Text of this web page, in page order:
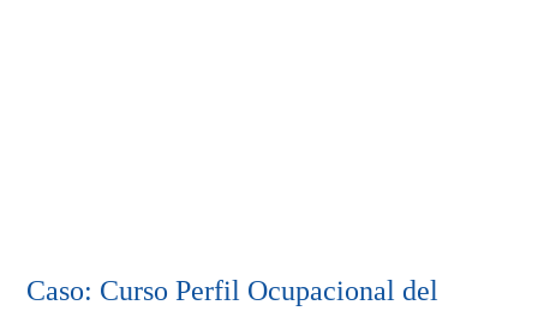
Caso: Curso Perfil Ocupacional del